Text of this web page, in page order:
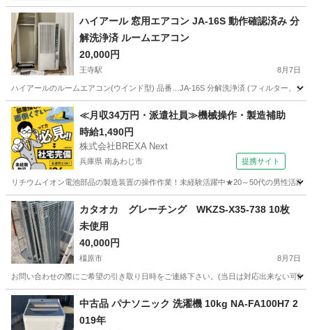
ハイアール 窓用エアコン JA-16S 動作確認済み 分
解洗浄済 ルームエアコン
20,000円
王寺駅 8月7日
ハイアールのルームエアコン(ウインド型) 品番…JA-16S 分解洗浄済 (フィルター、シ
奈良 生駒郡 王寺駅 季節、空調家電
≪月収34万円・派遣社員≫機械操作・製造補助
時給1,490円
株式会社BREXA Next
兵庫県 南あわじ市 提携サイト
リチウムイオン電池部品の製造装置の操作作業！未経験活躍中★20～50代の男性活
兵庫 南あわじ市 その他
カタオカ グレーチング WKZS-X35-738 10枚
未使用
40,000円
橿原市 8月7日
お問い合わせの際にご希望の引き取り日時をご連絡下さい。(当日は対応出来ない可
奈良 橿原市 季節、空調家電 グレーチング
中古品 パナソニック 洗濯機 10kg NA-FA100H7 2
019年